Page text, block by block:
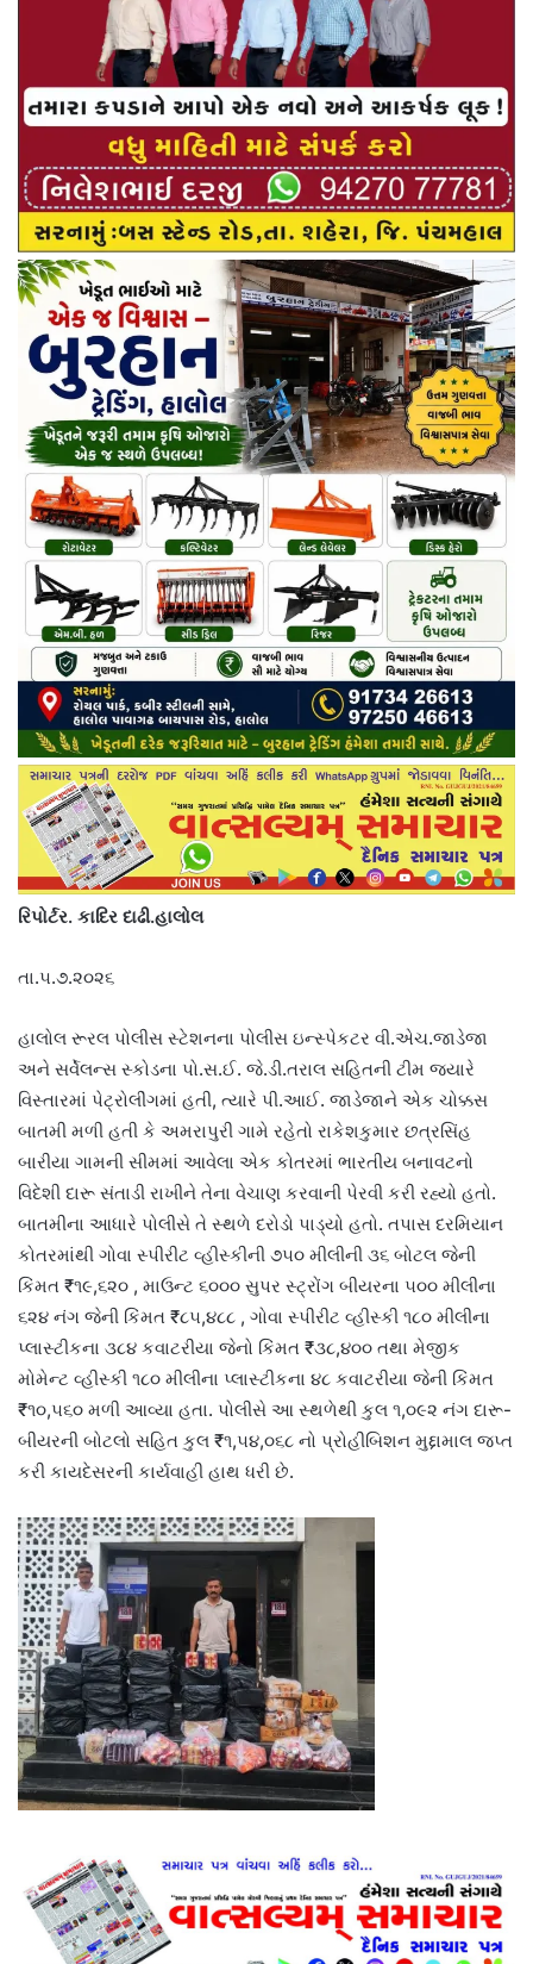
રિપોર્ટર. કાદિર દાઢી.હાલોલ
તા.૫.૭.૨૦૨૬
હાલોલ રૂરલ પોલીસ સ્ટેશનના પોલીસ ઇન્સ્પેકટર વી.એચ.જાડેજા
અને સર્વેલન્સ સ્કોડના પો.સ.ઈ. જે.ડી.તરાલ સહિતની ટીમ જ્યારે
વિસ્તારમાં પેટ્રોલીંગમાં હતી, ત્યારે પી.આઈ. જાડેજાને એક ચોક્કસ
બાતમી મળી હતી કે અમરાપુરી ગામે રહેતો રાકેશકુમાર છત્રસિંહ
બારીયા ગામની સીમમાં આવેલા એક કોતરમાં ભારતીય બનાવટનો
વિદેશી દારૂ સંતાડી રાખીને તેના વેચાણ કરવાની પેરવી કરી રહ્યો હતો.
બાતમીના આધારે પોલીસે તે સ્થળે દરોડો પાડ્યો હતો. તપાસ દરમિયાન
કોતરમાંથી ગોવા સ્પીરીટ વ્હીસ્કીની ૭૫૦ મીલીની ૩૬ બોટલ જેની
કિંમત ₹૧૯,૬૨૦ , માઉન્ટ ૬૦૦૦ સુપર સ્ટ્રોંગ બીયરના ૫૦૦ મીલીના
૬૨૪ નંગ જેની કિંમત ₹૮૫,૪૮૮ , ગોવા સ્પીરીટ વ્હીસ્કી ૧૮૦ મીલીના
પ્લાસ્ટીકના ૩૮૪ કવાટરીયા જેનો કિંમત ₹૩૮,૪૦૦ તથા મેજીક
મોમેન્ટ વ્હીસ્કી ૧૮૦ મીલીના પ્લાસ્ટીકના ૪૮ કવાટરીયા જેની કિંમત
₹૧૦,૫૬૦ મળી આવ્યા હતા. પોલીસે આ સ્થળેથી કુલ ૧,૦૯૨ નંગ દારૂ-
બીયરની બોટલો સહિત કુલ ₹૧,૫૪,૦૬૮ નો પ્રોહીબિશન મુદ્દામાલ જપ્ત
કરી કાયદેસરની કાર્યવાહી હાથ ધરી છે.